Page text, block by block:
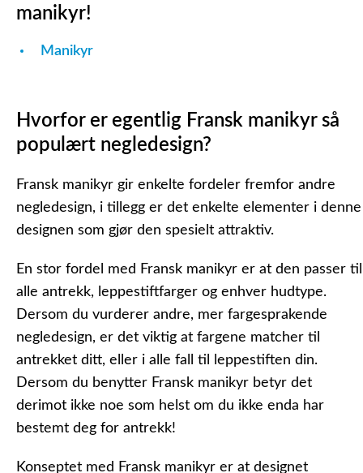
manikyr!
Manikyr
Hvorfor er egentlig Fransk manikyr så
populært negledesign?
Fransk manikyr gir enkelte fordeler fremfor andre
negledesign, i tillegg er det enkelte elementer i denne
designen som gjør den spesielt attraktiv.
En stor fordel med Fransk manikyr er at den passer til
alle antrekk, leppestiftfarger og enhver hudtype.
Dersom du vurderer andre, mer fargesprakende
negledesign, er det viktig at fargene matcher til
antrekket ditt, eller i alle fall til leppestiften din.
Dersom du benytter Fransk manikyr betyr det
derimot ikke noe som helst om du ikke enda har
bestemt deg for antrekk!
Konseptet med Fransk manikyr er at designet